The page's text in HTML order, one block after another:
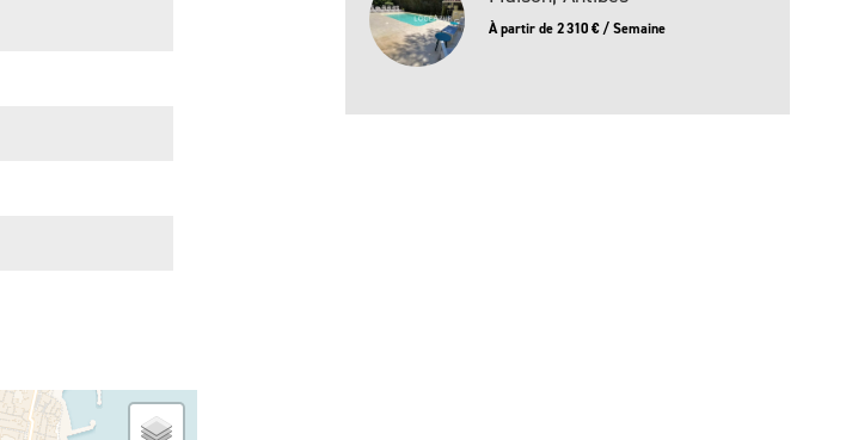
À partir de 2 310 € / Semaine